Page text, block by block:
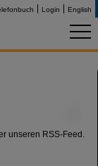
Login English
unseren RSS-Feed.